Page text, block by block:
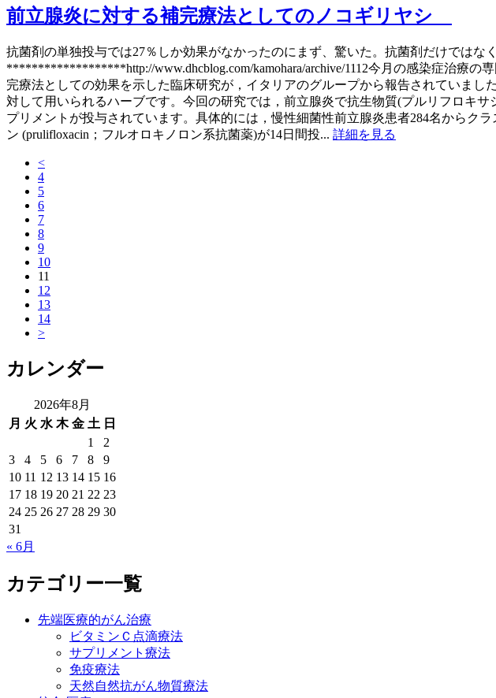
前立腺炎に対する補完療法としてのノコギリヤシ
抗菌剤の単独投与では27％しか効果がなかったのにまず、驚いた。抗菌剤だけではな
*******************http://www.dhcblog.com/kamohara/archive/1112今月の感染症治療
完療法としての効果を示した臨床研究が，イタリアのグループから報告されていまし
対して用いられるハーブです。今回の研究では，前立腺炎で抗生物質(プルリフロキ
プリメントが投与されています。具体的には，慢性細菌性前立腺炎患者284名からク
ン (prulifloxacin；フルオロキノロン系抗菌薬)が14日間投... 詳細を見る
<
4
5
6
7
8
9
10
11
12
13
14
>
カレンダー
2026年8月
月 火 水 木 金 土 日
1
2
3
4 5 6 7 8
9
10 11 12 13 14 15 16
17 18 19 20 21 22 23
24 25 26 27 28 29 30
31
« 6月
カテゴリー一覧
先端医療的がん治療
ビタミンＣ点滴療法
サプリメント療法
免疫療法
天然自然抗がん物質療法